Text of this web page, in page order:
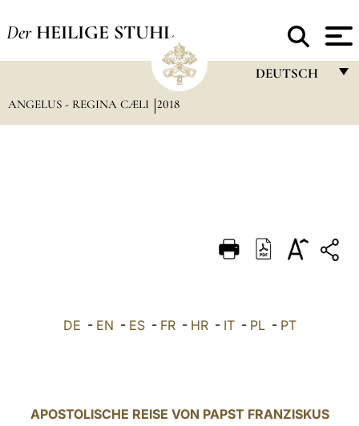
Der HEILIGE STUHL
DEUTSCH
DEUTSCH
العربيّة
ANGELUS - REGINA CÆLI 2018
DE - EN - ES- FR- HR- IT- PL- PT
APOSTOLISCHE REISE VON PAPST FRANZISKUS